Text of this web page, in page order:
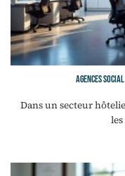
Agences
Dans un secteur